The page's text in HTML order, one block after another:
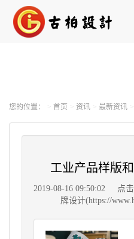
您的位置： 首页 资讯 最新资讯
工业产品样版
2019-08-16 09:50:02 点
牌设计(https://